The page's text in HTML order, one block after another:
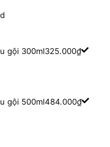
gội 300ml325.000₫
gội 500ml484.000₫